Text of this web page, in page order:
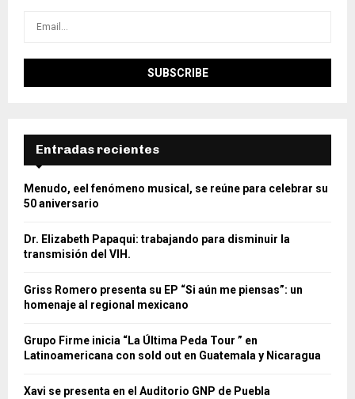
Entradas recientes
Menudo, eel fenómeno musical, se reúne para celebrar su
50 aniversario
Dr. Elizabeth Papaqui: trabajando para disminuir la
transmisión del VIH.
Griss Romero presenta su EP “Si aún me piensas”: un
homenaje al regional mexicano
Grupo Firme inicia “La Última Peda Tour ” en
Latinoamericana con sold out en Guatemala y Nicaragua
Xavi se presenta en el Auditorio GNP de Puebla